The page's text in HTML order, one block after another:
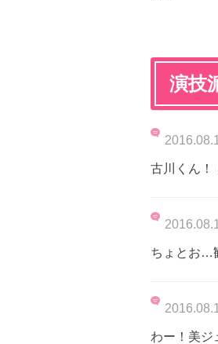
演技
古川くん！
ちょとお…
わー！美